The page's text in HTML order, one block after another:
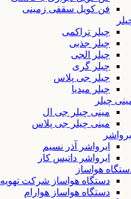
فن کویل سقفی زمینی
چیلر تراکمی
چیلر جذبی
چیلر الجی
چیلر گری
چیلر جی پلاس
چیلر میدیا
چیلر
مینی چیلر جی ال
مینی چیلر جی پلاس
ایرواشر
ایرواشر آذر نسیم
ایرواشر داتیس کار
هواساز
دستگاه هواساز شرکت تهویه
دستگاه هواساز هوارام